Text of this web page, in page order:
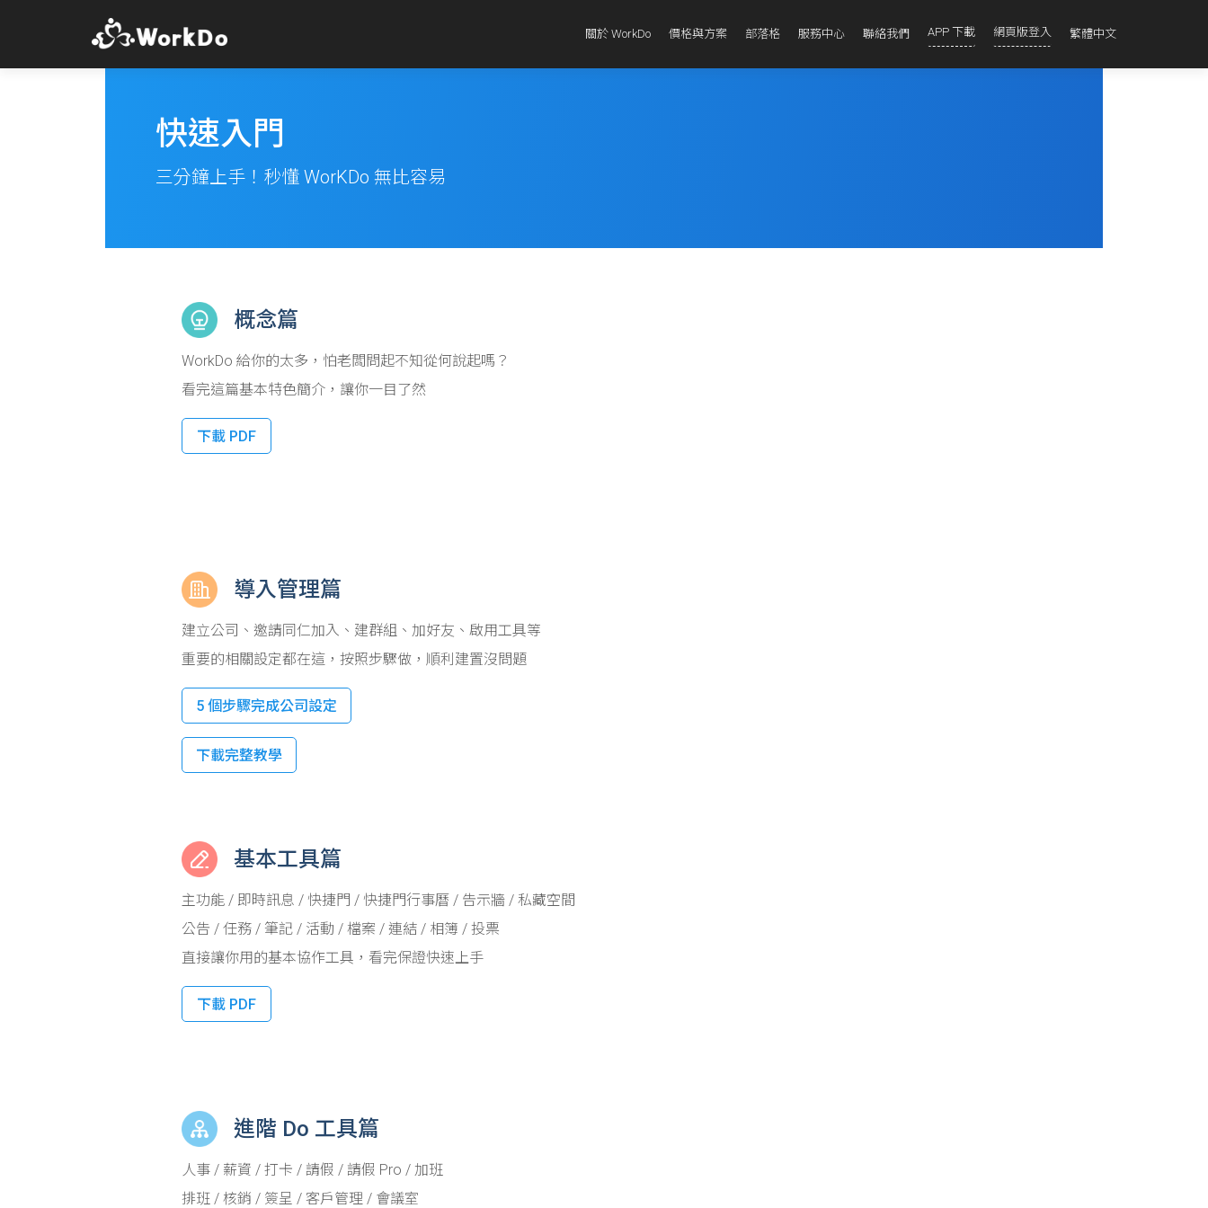
關於 WorkDo 價格與方案 部落格 服務中心 聯絡我們 APP 下載 網頁版登入 繁體中文
快速入門
三分鐘上手！秒懂 WorKDo 無比容易
概念篇
WorkDo 給你的太多，怕老闆問起不知從何說起嗎？
看完這篇基本特色簡介，讓你一目了然
下載 PDF
導入管理篇
建立公司、邀請同仁加入、建群組、加好友、啟用工具等
重要的相關設定都在這，按照步驟做，順利建置沒問題
5 個步驟完成公司設定
下載完整教學
基本工具篇
主功能 / 即時訊息 / 快捷門 / 快捷門行事曆 / 告示牆 / 私藏空間
公告 / 任務 / 筆記 / 活動 / 檔案 / 連結 / 相簿 / 投票
直接讓你用的基本協作工具，看完保證快速上手
下載 PDF
進階 Do 工具篇
人事 / 薪資 / 打卡 / 請假 / 請假 Pro / 加班
排班 / 核銷 / 簽呈 / 客戶管理 / 會議室